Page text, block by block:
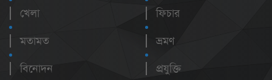
খেলা
মতামত
বিনোদন
ফিচার
ভ্রমণ
প্রযুক্তি